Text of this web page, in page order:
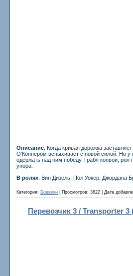
Описание: Когда кривая дорожка
О’Коннером вспыхивает с новой силой. Но
одержать над ним победу. Грабя конвои,
упора.
В ролях: Вин Дизель, Пол Уокер, Джордана
Категория: Боевики | Просмотров: 3622 | Дата
Перевозчик 3 / Transporter 3